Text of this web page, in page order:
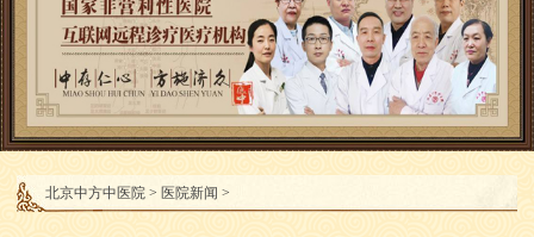
北京中方中医院 > 医院新闻 >